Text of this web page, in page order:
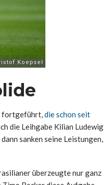
fortgeführt,die schon seit
die Leihgabe Kilian Ludewig
sanken seine Leistungen,
überzeugte nur ganz